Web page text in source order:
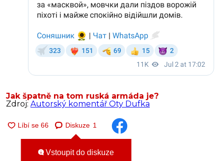
Jak špatně na tom ruská armáda je?
Zdroj: Autorský komentář Oty Dufka
Diskuze 1
Vstoupit do diskuze